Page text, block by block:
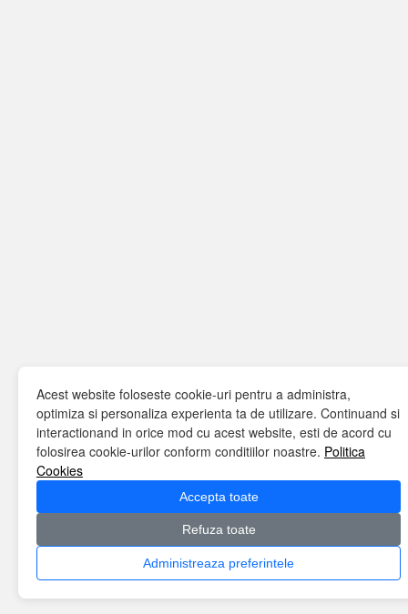
Acest website foloseste cookie-uri pentru a administra,
optimiza si personaliza experienta ta de utilizare. Continuand si
interactionand in orice mod cu acest website, esti de acord cu
folosirea cookie-urilor conform conditiilor noastre. Politica
Cookies
Accepta toate
Refuza toate
Administreaza preferintele